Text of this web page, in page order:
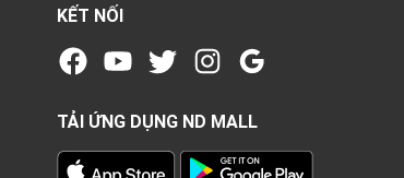
KẾT NỐI
TẢI ỨNG DỤNG ND MALL